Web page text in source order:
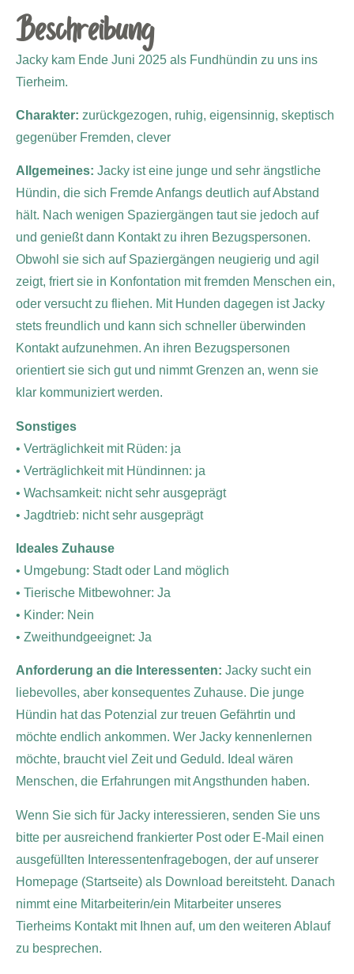
Beschreibung
Jacky kam Ende Juni 2025 als Fundhündin zu uns ins
Tierheim.
Charakter: zurückgezogen, ruhig, eigensinnig, skeptisch
gegenüber Fremden, clever
Allgemeines: Jacky ist eine junge und sehr ängstliche
Hündin, die sich Fremde Anfangs deutlich auf Abstand
hält. Nach wenigen Spaziergängen taut sie jedoch auf
und genießt dann Kontakt zu ihren Bezugspersonen.
Obwohl sie sich auf Spaziergängen neugierig und agil
zeigt, friert sie in Konfontation mit fremden Menschen ein,
oder versucht zu fliehen. Mit Hunden dagegen ist Jacky
stets freundlich und kann sich schneller überwinden
Kontakt aufzunehmen. An ihren Bezugspersonen
orientiert sie sich gut und nimmt Grenzen an, wenn sie
klar kommuniziert werden.
Sonstiges
• Verträglichkeit mit Rüden: ja
• Verträglichkeit mit Hündinnen: ja
• Wachsamkeit: nicht sehr ausgeprägt
• Jagdtrieb: nicht sehr ausgeprägt
Ideales Zuhause
• Umgebung: Stadt oder Land möglich
• Tierische Mitbewohner: Ja
• Kinder: Nein
• Zweithundgeeignet: Ja
Anforderung an die Interessenten: Jacky sucht ein
liebevolles, aber konsequentes Zuhause. Die junge
Hündin hat das Potenzial zur treuen Gefährtin und
möchte endlich ankommen. Wer Jacky kennenlernen
möchte, braucht viel Zeit und Geduld. Ideal wären
Menschen, die Erfahrungen mit Angsthunden haben.
Wenn Sie sich für Jacky interessieren, senden Sie uns
bitte per ausreichend frankierter Post oder E-Mail einen
ausgefüllten Interessentenfragebogen, der auf unserer
Homepage (Startseite) als Download bereitsteht. Danach
nimmt eine Mitarbeiterin/ein Mitarbeiter unseres
Tierheims Kontakt mit Ihnen auf, um den weiteren Ablauf
zu besprechen.